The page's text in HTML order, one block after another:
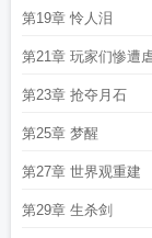
第19章 怜人泪
第21章 玩家们惨遭
第23章 抢夺月石
第25章 梦醒
第27章 世界观重建
第29章 生杀剑